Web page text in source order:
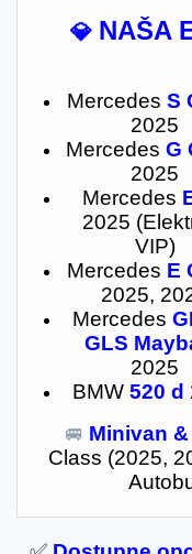
💎 NAŠA
Mercedes S
2025
Mercedes G
2025
Mercedes
2025
VIP)
Mercedes E
2025,
Mercedes
GLS
2025
BMW 520 d
🚐 Minivan
Class (2025,